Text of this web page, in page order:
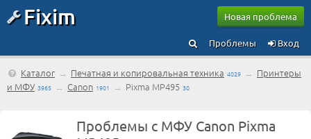
Fixim Новая проблема
Вход
Проблемы
Каталог → Печатная и копировальная техника 4029 → Принтеры
и МФУ 3965 → Canon 1901 → Pixma MP495 30
Проблемы с МФУ Canon Pixma